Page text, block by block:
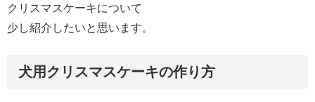
クリスマスケーキについて
少し紹介したいと思います。
犬用クリスマスケーキの作り方